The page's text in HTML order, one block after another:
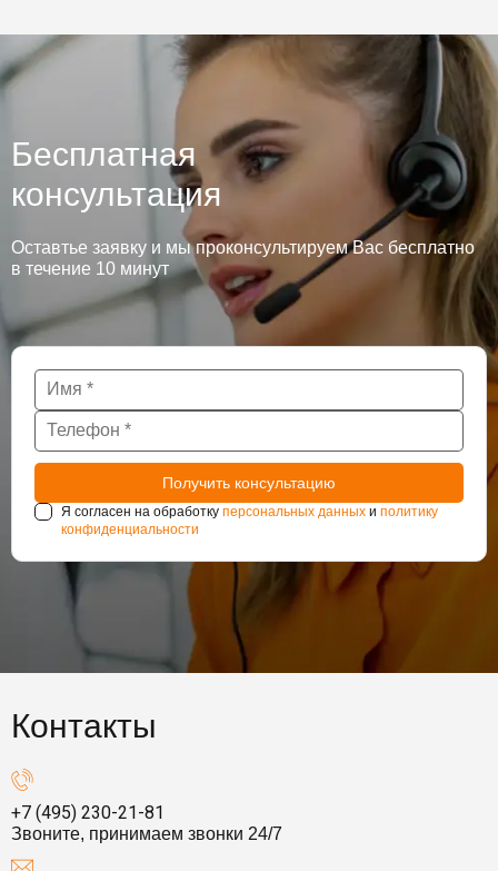
Бесплатная
консультация
Оставтье заявку и мы проконсультируем Вас бесплатно
в течение 10 минут
Я согласен на обработку персональных данных и политику
конфиденциальности
Контакты
+7 (495) 230-21-81
Звоните, принимаем звонки 24/7